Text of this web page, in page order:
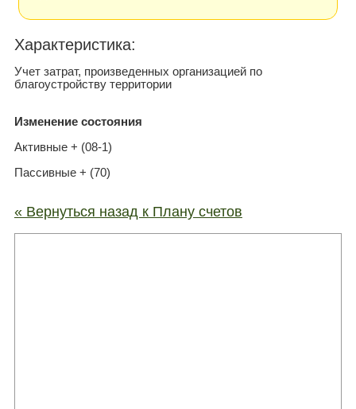
Xарактеристика:
Учет затрат, произведенных организацией по
благоустройству территории
Изменение состояния
Активные + (08-1)
Пассивные + (70)
« Вернуться назад к Плану счетов